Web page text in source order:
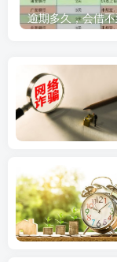
逾期多久，会借